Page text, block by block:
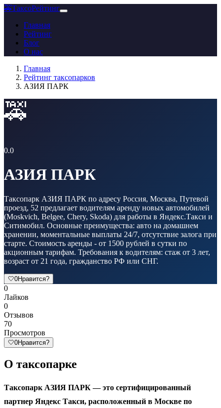
🚕ТаксоРейтинг
Главная
Рейтинг
Блог
О нас
Главная
Рейтинг таксопарков
АЗИЯ ПАРК
🚕
0.0
АЗИЯ ПАРК
Таксопарк АЗИЯ ПАРК по адресу Россия, Москва, Путевой
проезд, 52 предлагает водителям аренду новых автомобилей
(Moskvich, Belgee, Chery, Skoda) для работы в Яндекс.Такси и
Ситимобил. Основные преимущества: авто на домашнем
хранении, моментальные выплаты 24/7, отсутствие залога при
старте. Стоимость аренды - от 1500 рублей в сутки по
акционным тарифам. Требования к водителям: стаж от 3 лет,
возраст от 21 года, гражданство РФ или СНГ.
🤍0Нравится?
0
Лайков
0
Отзывов
70
Просмотров
🤍0Нравится?
О таксопарке
Таксопарк АЗИЯ ПАРК — это сертифицированный
партнер Яндекс Такси, расположенный в Москве по